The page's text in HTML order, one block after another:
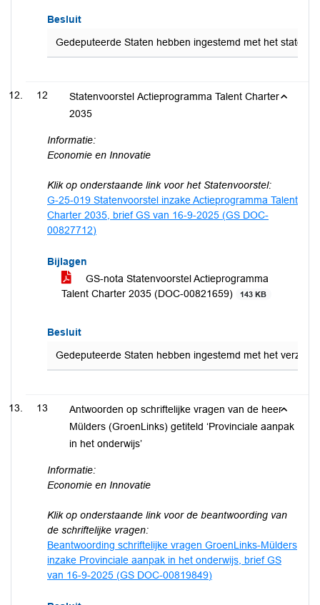
Besluit
Gedeputeerde Staten hebben ingestemd met het
12
Statenvoorstel Actieprogramma Talent Charter
2035
Informatie:
Economie en Innovatie
Klik op onderstaande link voor het Statenvoorstel:
G-25-019 Statenvoorstel inzake Actieprogramma Talent
Charter 2035, brief GS van 16-9-2025 (GS DOC-
00827712)
Bijlagen
GS-nota Statenvoorstel Actieprogramma
Talent Charter 2035 (DOC-00821659)
143 KB
Besluit
Gedeputeerde Staten hebben ingestemd met het
13
Antwoorden op schriftelijke vragen van de heer
Mülders (GroenLinks) getiteld ‘Provinciale aanpak
in het onderwijs’
Informatie:
Economie en Innovatie
Klik op onderstaande link voor de beantwoording van
de schriftelijke vragen:
Beantwoording schriftelijke vragen GroenLinks-Mülders
inzake Provinciale aanpak in het onderwijs, brief GS
van 16-9-2025 (GS DOC-00819849)